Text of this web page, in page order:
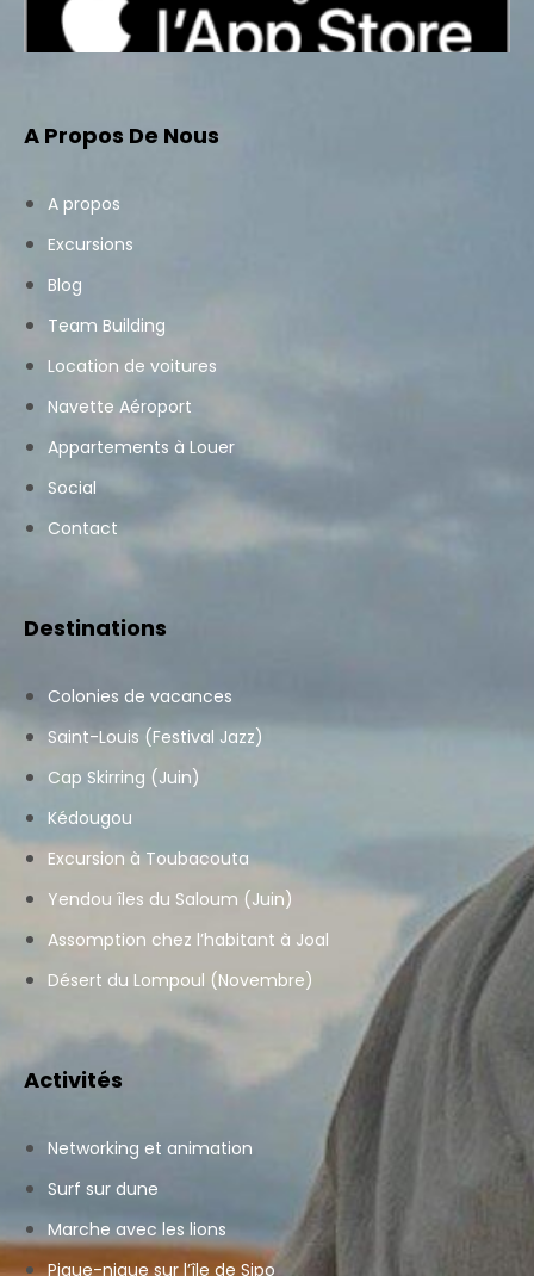
A Propos De Nous
A propos
Excursions
Blog
Team Building
Location de voitures
Navette Aéroport
Appartements à Louer
Social
Contact
Destinations
Colonies de vacances
Saint-Louis (Festival Jazz)
Cap Skirring (Juin)
Kédougou
Excursion à Toubacouta
Yendou îles du Saloum (Juin)
Assomption chez l’habitant à Joal
Désert du Lompoul (Novembre)
Activités
Networking et animation
Surf sur dune
Marche avec les lions
Pique-nique sur l’île de Sipo